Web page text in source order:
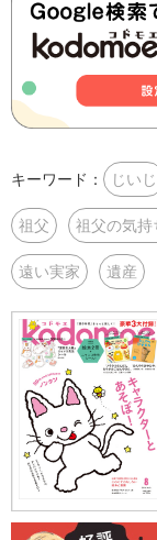
キーワード： じいじ
祖父 祖父の気持
遠い実家 遺産